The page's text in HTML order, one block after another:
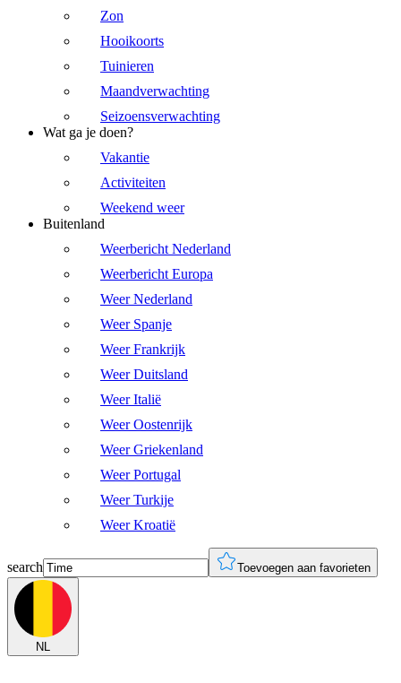
Zon
Hooikoorts
Tuinieren
Maandverwachting
Seizoensverwachting
Wat ga je doen?
Vakantie
Activiteiten
Weekend weer
Buitenland
Weerbericht Nederland
Weerbericht Europa
Weer Nederland
Weer Spanje
Weer Frankrijk
Weer Duitsland
Weer Italië
Weer Oostenrijk
Weer Griekenland
Weer Portugal
Weer Turkije
Weer Kroatië
search Toevoegen aan favorieten
NL